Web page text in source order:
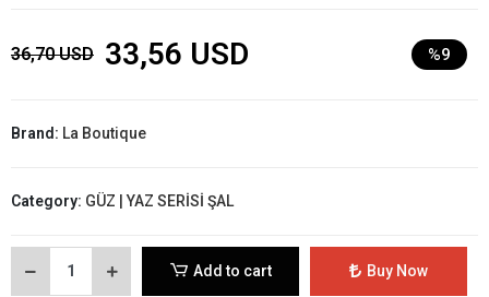
36,70 USD 33,56 USD %9
Brand: La Boutique
Category: GÜZ | YAZ SERİSİ ŞAL
Add to cart Buy Now